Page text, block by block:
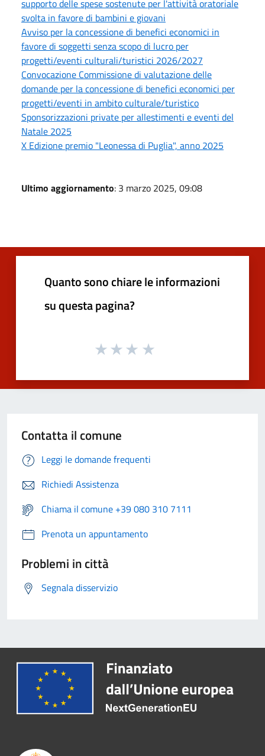
supporto delle spese sostenute per l'attività oratoriale
svolta in favore di bambini e giovani
Avviso per la concessione di benefici economici in
favore di soggetti senza scopo di lucro per
progetti/eventi culturali/turistici 2026/2027
Convocazione Commissione di valutazione delle
domande per la concessione di benefici economici per
progetti/eventi in ambito culturale/turistico
Sponsorizzazioni private per allestimenti e eventi del
Natale 2025
X Edizione premio "Leonessa di Puglia", anno 2025
Ultimo aggiornamento: 3 marzo 2025, 09:08
Quanto sono chiare le informazioni
su questa pagina?
Contatta il comune
Leggi le domande frequenti
Richiedi Assistenza
Chiama il comune +39 080 310 7111
Prenota un appuntamento
Problemi in città
Segnala disservizio